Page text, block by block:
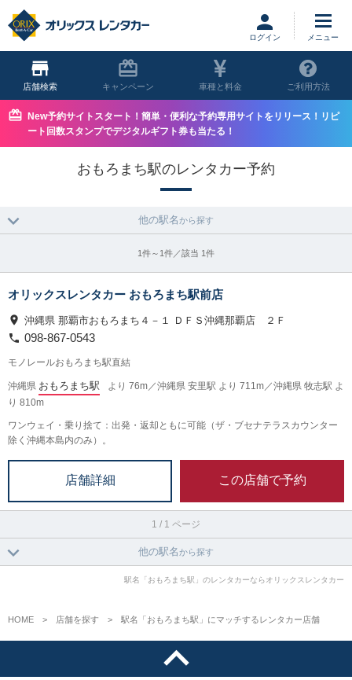
ログイン
店舗 キャンペーン 車種と料金 ご利用方法
New予約サイトスタート！簡単・便利な予約専用サイトをリリース！リピ
ート回数スタンプでデジタルギフト券も当たる！
おもろまち駅のレンタカー予約
他の駅名から探す
1件～1件／該当 1件
オリックスレンタカー おもろまち駅前店
沖縄県 那覇市おもろまち４－１ ＤＦＳ沖縄那覇店 ２Ｆ
098-867-0543
モノレールおもろまち駅直結
沖縄県 おもろまち駅
より 76m／沖縄県 安里駅 より 711m／沖縄県 牧志駅 よ
り 810m
ワンウェイ・乗り捨て：出発・返却ともに可能（ザ・ブセナテラスカウンター
除く沖縄本島内のみ）。
店舗詳細 この店舗で予約
1 / 1 ページ
他の駅名から探す
駅名「おもろまち駅」のレンタカーならオリックスレンタカー
HOME 店舗を探す 駅名「おもろまち駅」にマッチするレンタカー店舗